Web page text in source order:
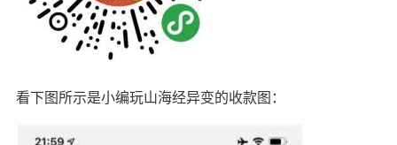
看下图所示是小编玩山海经异变的收款图：